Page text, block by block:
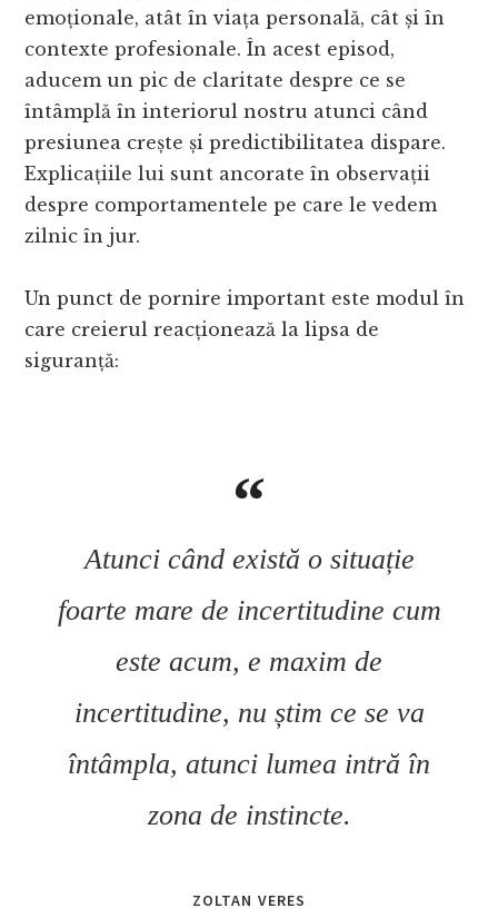
emoționale, atât în viața personală, cât și în
contexte profesionale. În acest episod,
aducem un pic de claritate despre ce se
întâmplă în interiorul nostru atunci când
presiunea crește și predictibilitatea dispare.
Explicațiile lui sunt ancorate în observații
despre comportamentele pe care le vedem
zilnic în jur.
Un punct de pornire important este modul în
care creierul reacționează la lipsa de
siguranță:
Atunci când există o situație
foarte mare de incertitudine cum
este acum, e maxim de
incertitudine, nu știm ce se va
întâmpla, atunci lumea intră în
zona de instincte.
ZOLTAN VERES